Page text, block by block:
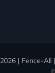
2026 | Fence-All